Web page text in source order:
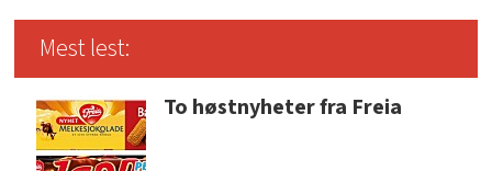
Mest lest:
To høstnyheter fra Freia